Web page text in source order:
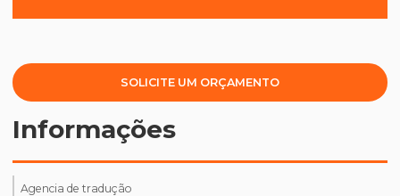
SOLICITE UM ORÇAMENTO
Informações
Agencia de tradução